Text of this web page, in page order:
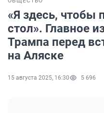
«Я здесь, чтобы
стол». Главное
Трампа перед
на Аляске
15 августа 2025, 16:30 5 696